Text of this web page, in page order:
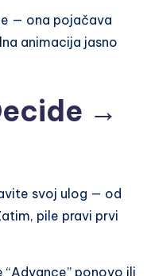
— ona pojačava
animacija jasno
→
svoj ulog — od
pile pravi prvi
ponovo ili